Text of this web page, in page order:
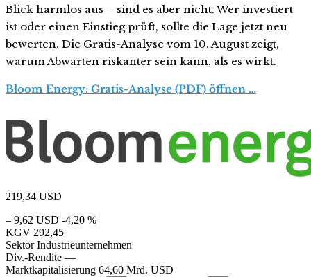
Blick harmlos aus – sind es aber nicht. Wer investiert
ist oder einen Einstieg prüft, sollte die Lage jetzt neu
bewerten. Die Gratis-Analyse vom 10. August zeigt,
warum Abwarten riskanter sein kann, als es wirkt.
Bloom Energy: Gratis-Analyse (PDF) öffnen …
219,34 USD
– 9,62 USD -4,20 %
KGV 292,45
Sektor Industrieunternehmen
Div.-Rendite —
Marktkapitalisierung 64,60 Mrd. USD